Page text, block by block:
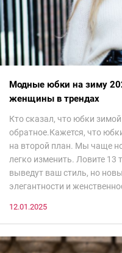
Модные юбки на зиму
женщины в трендах
Кто сказал, что юбки
обратное.Кажется, что
на второй план. Мы чаще
легко изменить. Ловите
выведут ваш стиль, но
элегантности и
12.01.2025